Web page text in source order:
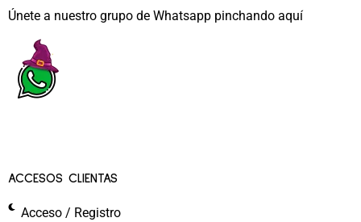
Únete a nuestro grupo de Whatsapp pinchando aquí​
ACCESOS CLIENTAS
Acceso / Registro